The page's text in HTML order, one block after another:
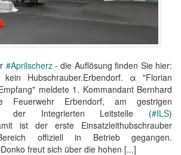
#Aprilscherz- die Auflösung finden Sie hier:
Hubschrauber.Erbendorf. α "Florian
meldete 1. Kommandant Bernhard
Feuerwehr Erbendorf, am gestrigen
der Integrierten Leitstelle (#ILS)
ist der erste Einsatzleithubschrauber
offiziell in Betrieb gegangen.
freut sich über die hohen [...]